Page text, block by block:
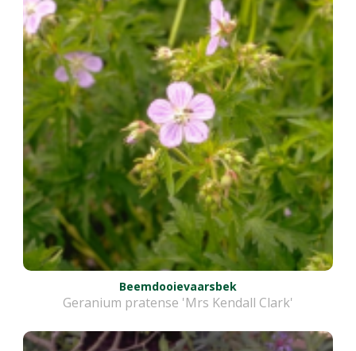
Beemdooievaarsbek
Geranium pratense 'Mrs Kendall Clark'